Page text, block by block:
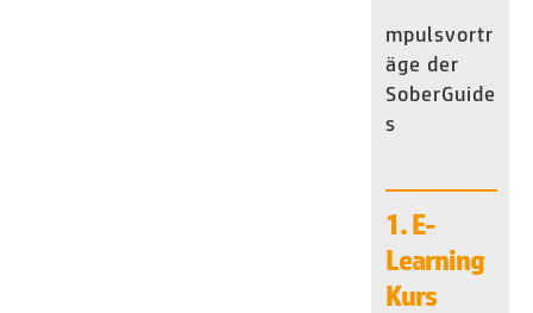
mpulsvortr
äge der
SoberGuide
s
1. E-
Learning
Kurs